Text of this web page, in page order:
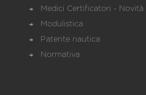
Medici Certificatori - Novità
Modulistica
Patente nautica
Normativa